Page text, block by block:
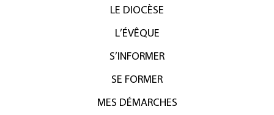
LE DIOCÈSE
L’ÉVÊQUE
S’INFORMER
SE FORMER
MES DÉMARCHES